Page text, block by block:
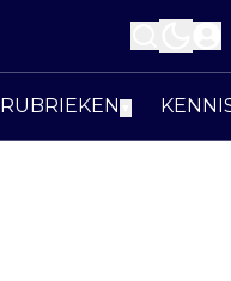
RUBRIEKEN